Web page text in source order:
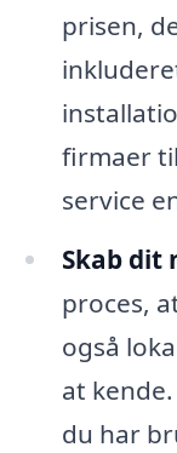
prisen,
firmaer
service
Skab
proces,
også
at
du har